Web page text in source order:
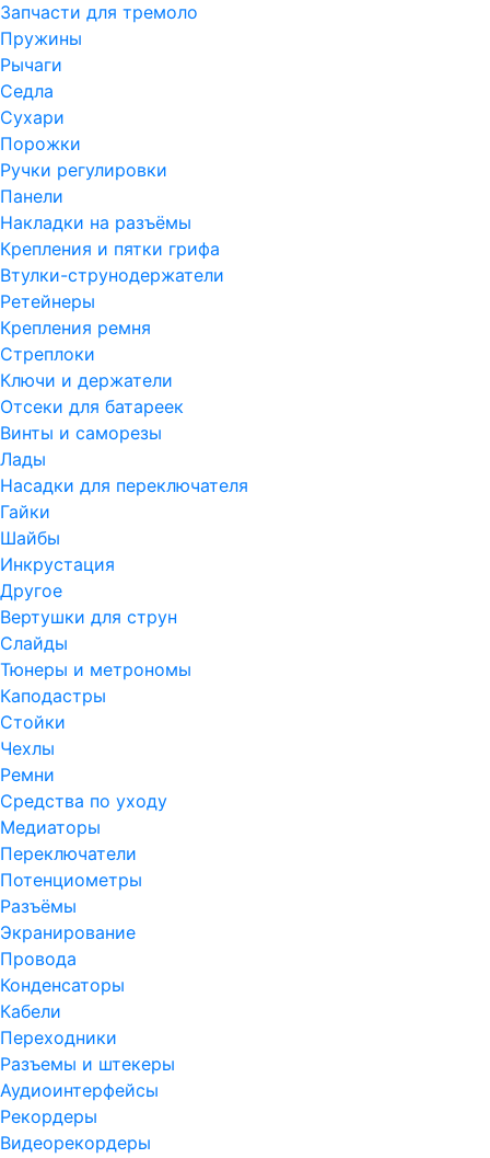
Запчасти для тремоло
Пружины
Рычаги
Седла
Сухари
Порожки
Ручки регулировки
Панели
Накладки на разъёмы
Крепления и пятки грифа
Втулки-струнодержатели
Ретейнеры
Крепления ремня
Стреплоки
Ключи и держатели
Отсеки для батареек
Винты и саморезы
Лады
Насадки для переключателя
Гайки
Шайбы
Инкрустация
Другое
Вертушки для струн
Слайды
Тюнеры и метрономы
Каподастры
Стойки
Чехлы
Ремни
Средства по уходу
Медиаторы
Переключатели
Потенциометры
Разъёмы
Экранирование
Провода
Конденсаторы
Кабели
Переходники
Разъемы и штекеры
Аудиоинтерфейсы
Рекордеры
Видеорекордеры